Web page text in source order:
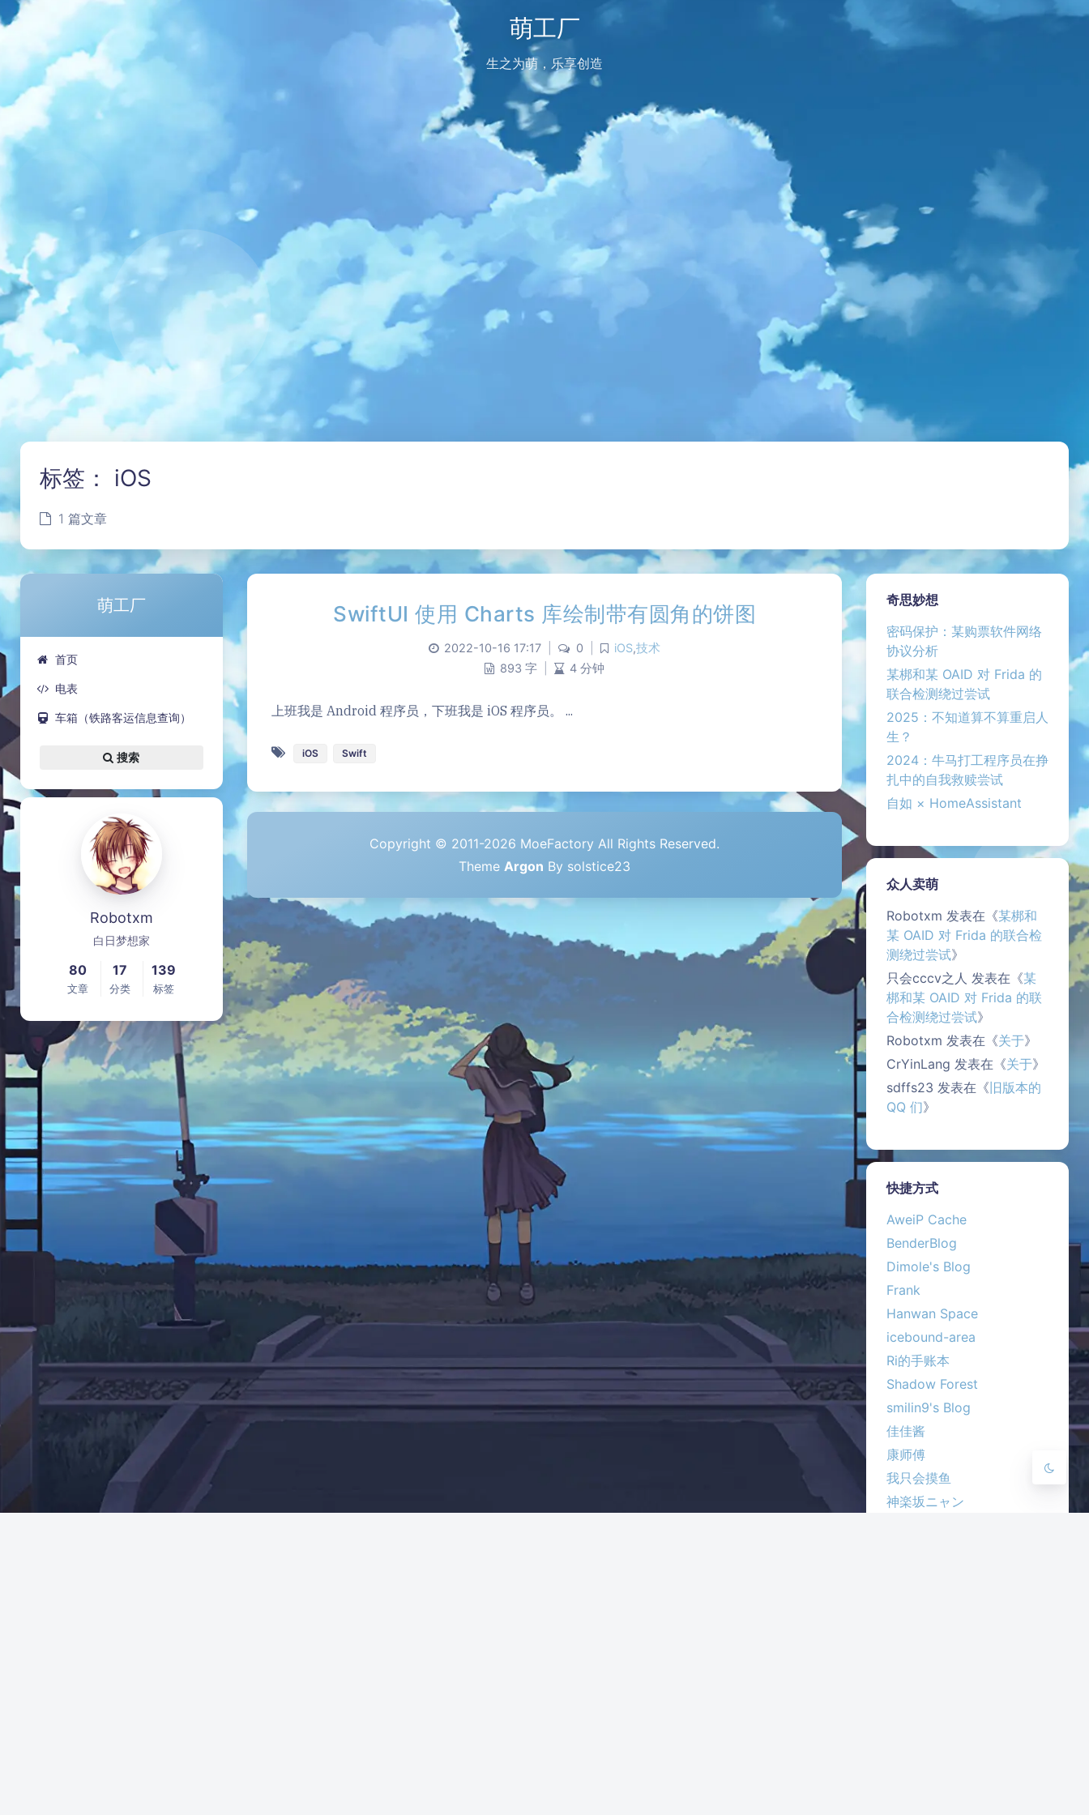
萌工厂
生之为萌，乐享创造
夜间模式
Sans Serif Serif
浅阴影
关闭 暗化
标签： iOS
1 篇文章
萌工厂
首页
电表
车箱（铁路客运信息查询）
搜索
Robotxm
白日梦想家
80
文章
17
分类
139
标签
奇思妙想
密码保护：某购票软件网络
协议分析
某梆和某 OAID 对 Frida 的
联合检测绕过尝试
2025：不知道算不算重启人
生？
2024：牛马打工程序员在挣
扎中的自我救赎尝试
自如 × HomeAssistant
众人卖萌
Robotxm 发表在《某梆和
某 OAID 对 Frida 的联合检
测绕过尝试》
只会cccv之人 发表在《某
梆和某 OAID 对 Frida 的联
合检测绕过尝试》
Robotxm 发表在《关于》
CrYinLang 发表在《关于》
sdffs23 发表在《旧版本的
QQ 们》
快捷方式
AweiP Cache
BenderBlog
Dimole's Blog
Frank
Hanwan Space
icebound-area
Ri的手账本
Shadow Forest
smilin9's Blog
佳佳酱
康师傅
我只会摸鱼
神楽坂ニャン
SwiftUI 使用 Charts 库绘制带有圆角的饼图
2022-10-16 17:17 0 iOS,技术
893 字
4 分钟
上班我是 Android 程序员，下班我是 iOS 程序员。 ...
iOS Swift
Copyright © 2011-2026 MoeFactory All Rights Reserved.
Theme Argon By solstice23